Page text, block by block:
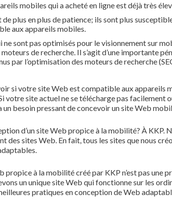
mobiles qui a acheté en ligne est déjà très
plus en plus de patience; ils sont plus
aux appareils mobiles.
sont pas optimisés pour le visionnement sur
de recherche. Il s’agit d’une importante
par l’optimisation des moteurs de recherche
si votre site Web est compatible aux appareils
site actuel ne se télécharge pas facilement
un besoin pressant de concevoir un site Web
d’un site Web propice à la mobilité? À KKP.
des sites Web. En fait, tous les sites que nous
propice à la mobilité créé par KKP n’est pas une
un unique site Web qui fonctionne sur les
pratiques en conception de Web